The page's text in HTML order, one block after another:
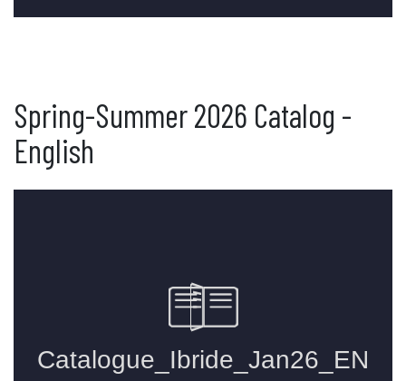
Spring-Summer 2026 Catalog -
English